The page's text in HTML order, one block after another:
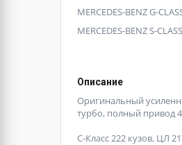
MERCEDES-BENZ G-
MERCEDES-BENZ S-
Описание
Оригинальный
турбо, полный привод
С-Класс 222 кузов, ЦЛ